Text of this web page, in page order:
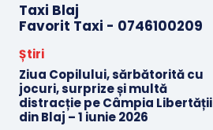
Taxi Blaj
Favorit Taxi - 0746100209
Știri
Ziua Copilului, sărbătorită cu
jocuri, surprize și multă
distracție pe Câmpia Libertății
din Blaj – 1 iunie 2026